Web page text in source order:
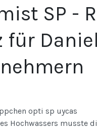
SP -
für
Hochwassers musste